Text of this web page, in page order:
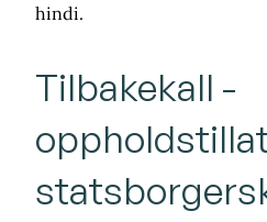
hindi.
Tilbakekall -